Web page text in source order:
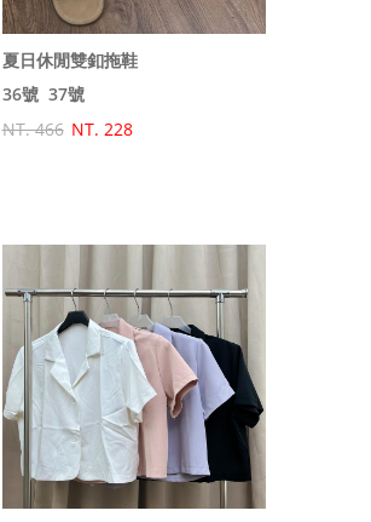
夏日休閒雙釦拖鞋
36號 37號
NT. 466 NT. 228